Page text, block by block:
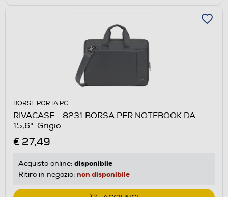
BORSE PORTA PC
RIVACASE - 8231 BORSA PER NOTEBOOK DA
15,6"-Grigio
€ 27,49
Acquisto online: disponibile
Ritiro in negozio: non disponibile